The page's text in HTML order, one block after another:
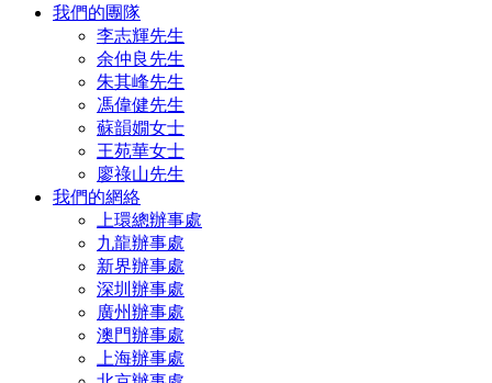
我們的團隊
李志輝先生
余仲良先生
朱其峰先生
馮偉健先生
蘇韻嫺女士
王苑華女士
廖祿山先生
我們的網絡
上環總辦事處
九龍辦事處
新界辦事處
深圳辦事處
廣州辦事處
澳門辦事處
上海辦事處